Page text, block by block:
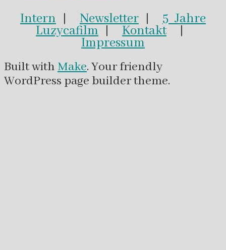
Intern | Newsletter | 5 Jahre
Luzycafilm | Kontakt|
Impressum
Built with Make. Your friendly
WordPress page builder theme.